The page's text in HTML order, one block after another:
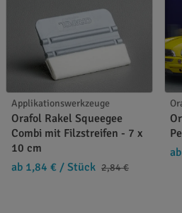
Applikationswerkzeuge
Orafol Rakel Squeegee
Combi mit Filzstreifen - 7 x
10 cm
ab 1,84 € / Stück 2,84 €